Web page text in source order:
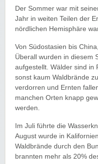
Der Sommer war mit
Jahr in weiten Teilen der
nördlichen Hemisphäre
Von Südostasien bis
Überall wurden in diesem
aufgestellt. Wälder sind in
sonst kaum Waldbrände
verdorren und Ernten
manchen Orten knapp
werden.
Im Juli führte die
August wurde in
Waldbrände durch den
brannten mehr als 20%